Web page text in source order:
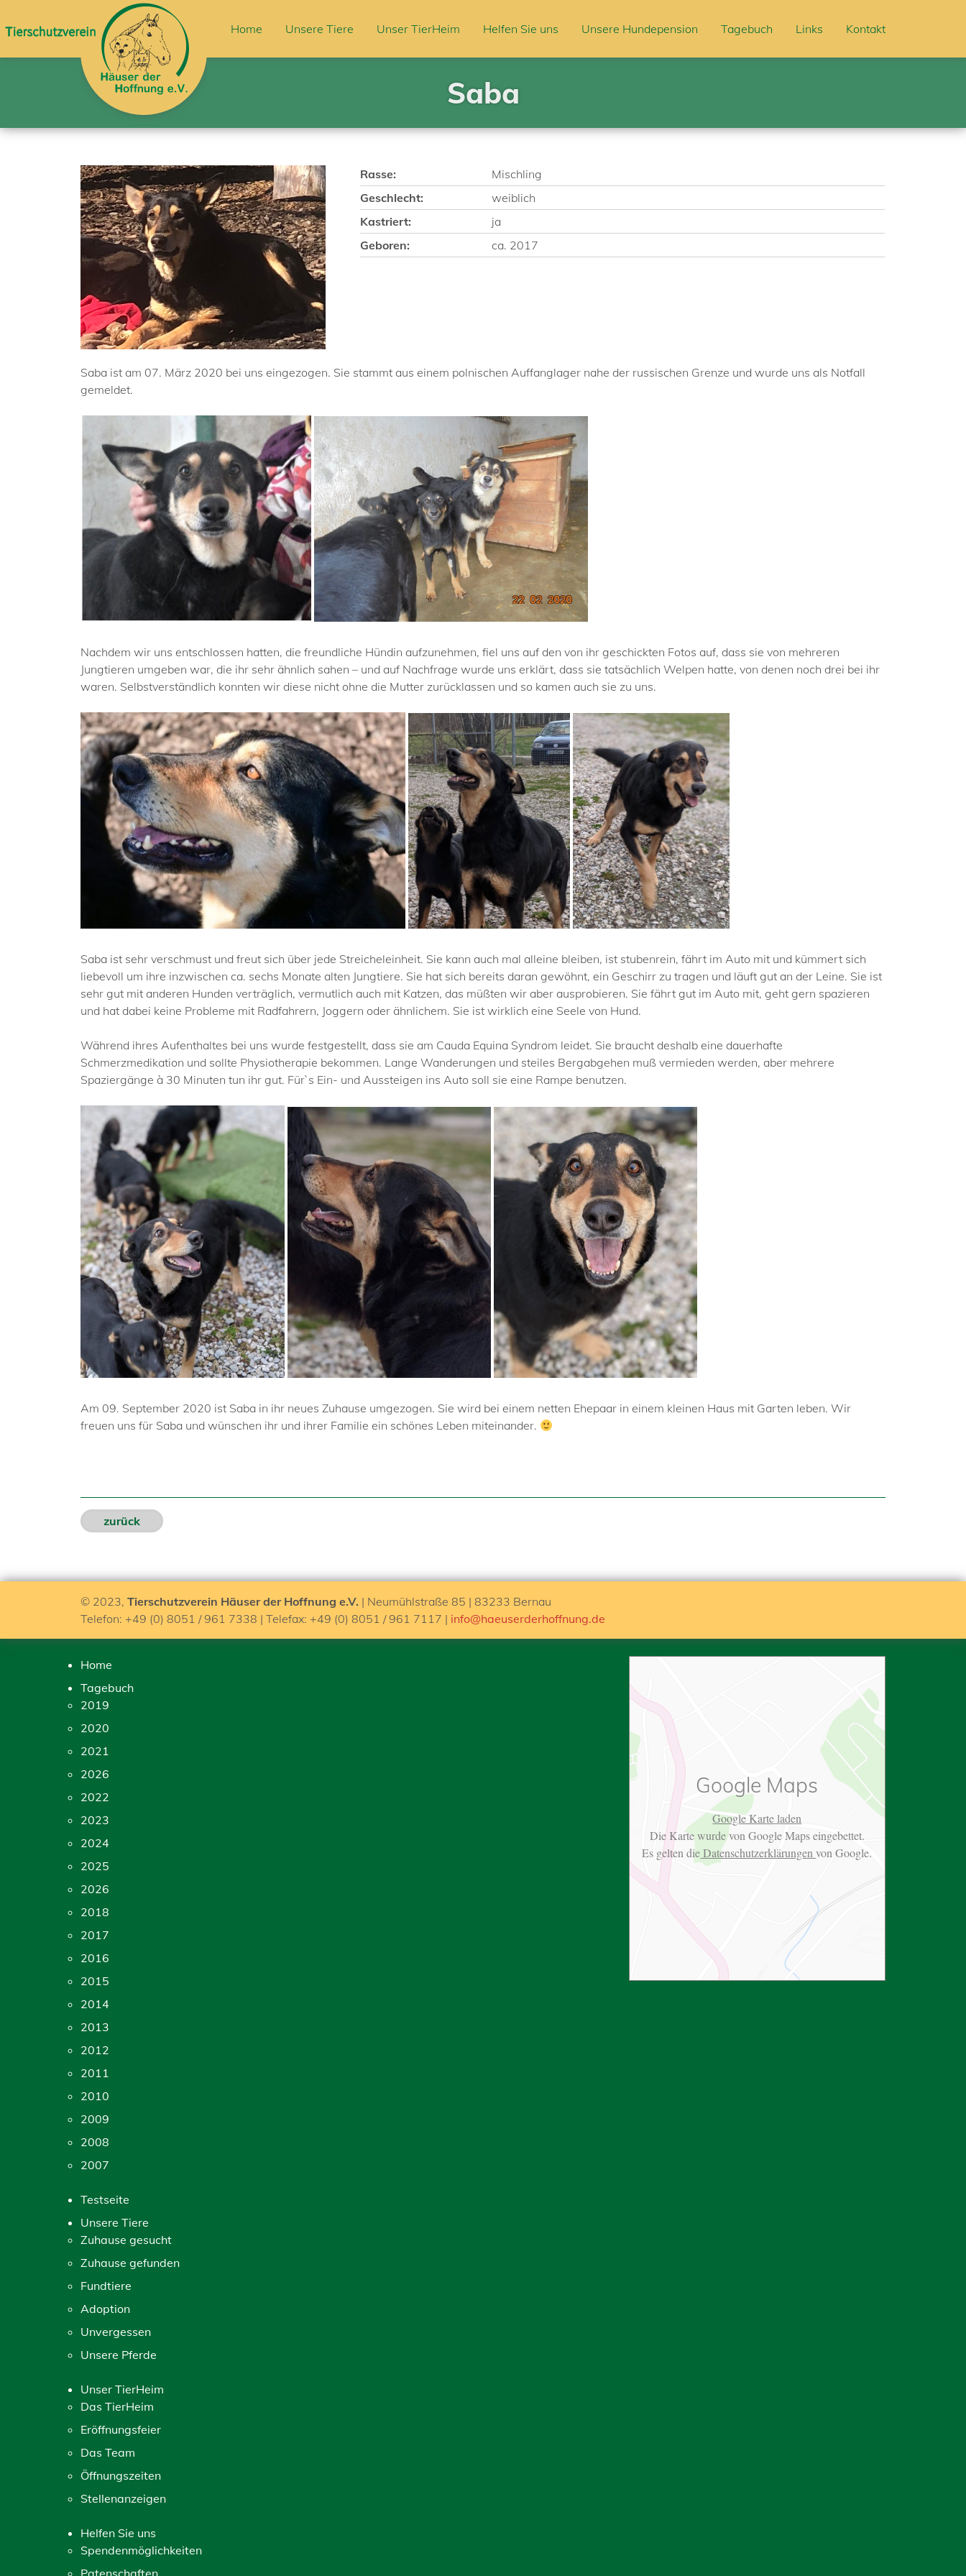
Home Unsere Tiere Unser TierHeim Helfen Sie uns Unsere Hundepension Tagebuch Links Kontakt
Saba
Rasse:
Mischling
Geschlecht:
weiblich
Kastriert:
ja
Geboren:
ca. 2017
Saba ist am 07. März 2020 bei uns eingezogen. Sie stammt aus einem polnischen Auffanglager nahe der russischen Grenze und wurde uns als Notfall
gemeldet.
Nachdem wir uns entschlossen hatten, die freundliche Hündin aufzunehmen, fiel uns auf den von ihr geschickten Fotos auf, dass sie von mehreren
Jungtieren umgeben war, die ihr sehr ähnlich sahen – und auf Nachfrage wurde uns erklärt, dass sie tatsächlich Welpen hatte, von denen noch drei bei ihr
waren. Selbstverständlich konnten wir diese nicht ohne die Mutter zurücklassen und so kamen auch sie zu uns.
Saba ist sehr verschmust und freut sich über jede Streicheleinheit. Sie kann auch mal alleine bleiben, ist stubenrein, fährt im Auto mit und kümmert sich
liebevoll um ihre inzwischen ca. sechs Monate alten Jungtiere. Sie hat sich bereits daran gewöhnt, ein Geschirr zu tragen und läuft gut an der Leine. Sie ist
sehr gut mit anderen Hunden verträglich, vermutlich auch mit Katzen, das müßten wir aber ausprobieren. Sie fährt gut im Auto mit, geht gern spazieren
und hat dabei keine Probleme mit Radfahrern, Joggern oder ähnlichem. Sie ist wirklich eine Seele von Hund.
Während ihres Aufenthaltes bei uns wurde festgestellt, dass sie am Cauda Equina Syndrom leidet. Sie braucht deshalb eine dauerhafte
Schmerzmedikation und sollte Physiotherapie bekommen. Lange Wanderungen und steiles Bergabgehen muß vermieden werden, aber mehrere
Spaziergänge à 30 Minuten tun ihr gut. Für`s Ein- und Aussteigen ins Auto soll sie eine Rampe benutzen.
Am 09. September 2020 ist Saba in ihr neues Zuhause umgezogen. Sie wird bei einem netten Ehepaar in einem kleinen Haus mit Garten leben. Wir
freuen uns für Saba und wünschen ihr und ihrer Familie ein schönes Leben miteinander.
zurück
© 2023, Tierschutzverein Häuser der Hoffnung e.V. | Neumühlstraße 85 | 83233 Bernau
Telefon: +49 (0) 8051 / 961 7338 | Telefax: +49 (0) 8051 / 961 7117 | info@haeuserderhoffnung.de
Home
Tagebuch
2019
2020
2021
2026
2022
2023
2024
2025
2026
2018
2017
2016
2015
2014
2013
2012
2011
2010
2009
2008
2007
Testseite
Unsere Tiere
Zuhause gesucht
Zuhause gefunden
Fundtiere
Adoption
Unvergessen
Unsere Pferde
Unser TierHeim
Das TierHeim
Eröffnungsfeier
Das Team
Öffnungszeiten
Stellenanzeigen
Helfen Sie uns
Spendenmöglichkeiten
Patenschaften
Google Maps
Google Karte laden
Die Karte wurde von Google Maps eingebettet.
Es gelten dieDatenschutzerklärungenvon Google.